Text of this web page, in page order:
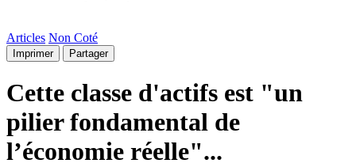
Articles Non Coté
Imprimer Partager
Cette classe d'actifs est "un
pilier fondamental de
l’économie réelle"...